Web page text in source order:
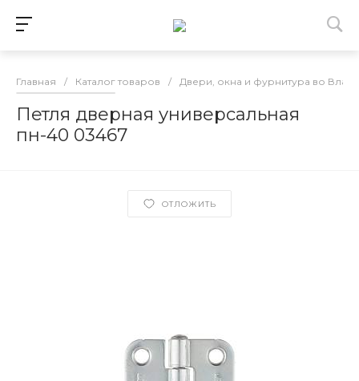
Главная / Каталог товаров / Двери, окна и фурнитура во
Петля дверная универсальная
пн-40 03467
ОТЛОЖИТЬ